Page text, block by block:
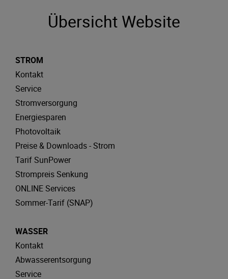
Übersicht Website
STROM
Kontakt
Service
Stromversorgung
Energiesparen
Photovoltaik
Preise & Downloads - Strom
Tarif SunPower
Strompreis Senkung
ONLINE Services
Sommer-Tarif (SNAP)
WASSER
Kontakt
Abwasserentsorgung
Service